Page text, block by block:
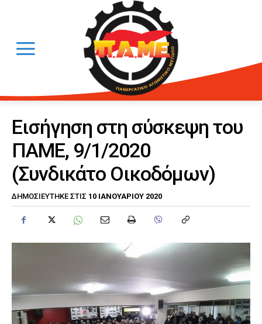
Εισήγηση στη σύσκεψη του
ΠΑΜΕ, 9/1/2020
(Συνδικάτο Οικοδόμων)
ΔΗΜΟΣΙΕΎΤΗΚΕ ΣΤΙΣ 10 ΙΑΝΟΥΑΡΊΟΥ 2020